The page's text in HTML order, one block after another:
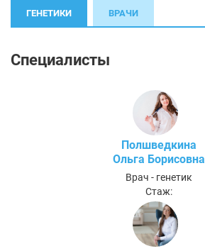
ГЕНЕТИКИ ВРАЧИ
Специалисты
Полшведкина
Ольга Борисовна
Врач - генетик
Стаж: